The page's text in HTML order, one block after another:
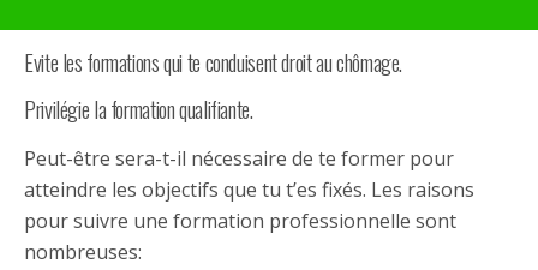
Evite les formations qui te conduisent droit au chômage.
Privilégie la formation qualifiante.
Peut-être sera-t-il nécessaire de te former pour
atteindre les objectifs que tu t’es fixés. Les raisons
pour suivre une formation professionnelle sont
nombreuses: